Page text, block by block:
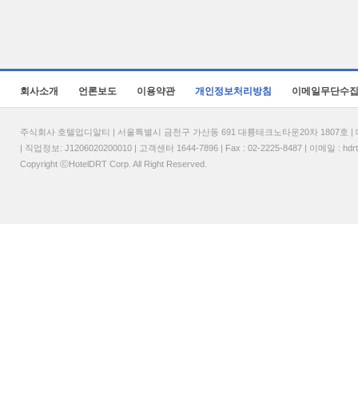
회사소개 언론보도 이용약관 개인정보처리방침 이메일무단수
주식회사 호텔업디알티 | 서울특별시 금천구 가산동 691 대륭테크노타운20차 1807
| 직업정보: J1206020200010 | 고객센터 1644-7896 | Fax : 02-2225-8487 | 이메일 :
Copyright ⓒHotelDRT Corp. All Right Reserved.